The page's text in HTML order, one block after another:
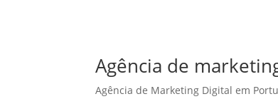
Agência de
Agência de Marketing Digital em